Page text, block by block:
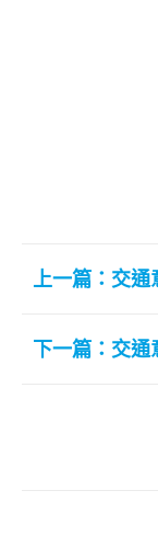
上一篇：交
下一篇：交通